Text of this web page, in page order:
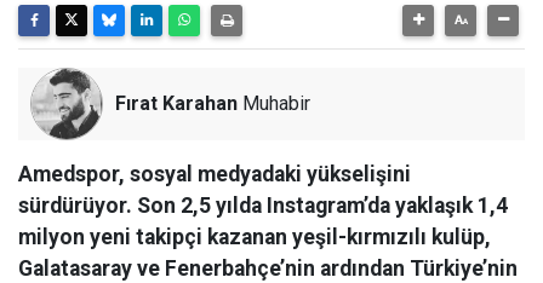
Fırat Karahan Muhabir
Amedspor, sosyal medyadaki yükselişini
sürdürüyor. Son 2,5 yılda Instagram’da yaklaşık 1,4
milyon yeni takipçi kazanan yeşil-kırmızılı kulüp,
Galatasaray ve Fenerbahçe’nin ardından Türkiye’nin